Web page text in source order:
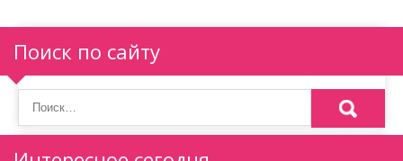
я
п
о
з
Поиск по сайту